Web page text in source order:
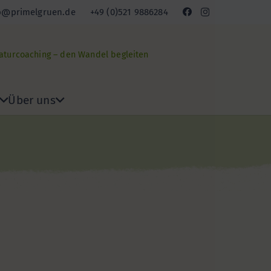
+49 (0)521 9886284
– den Wandel begleiten
Über uns